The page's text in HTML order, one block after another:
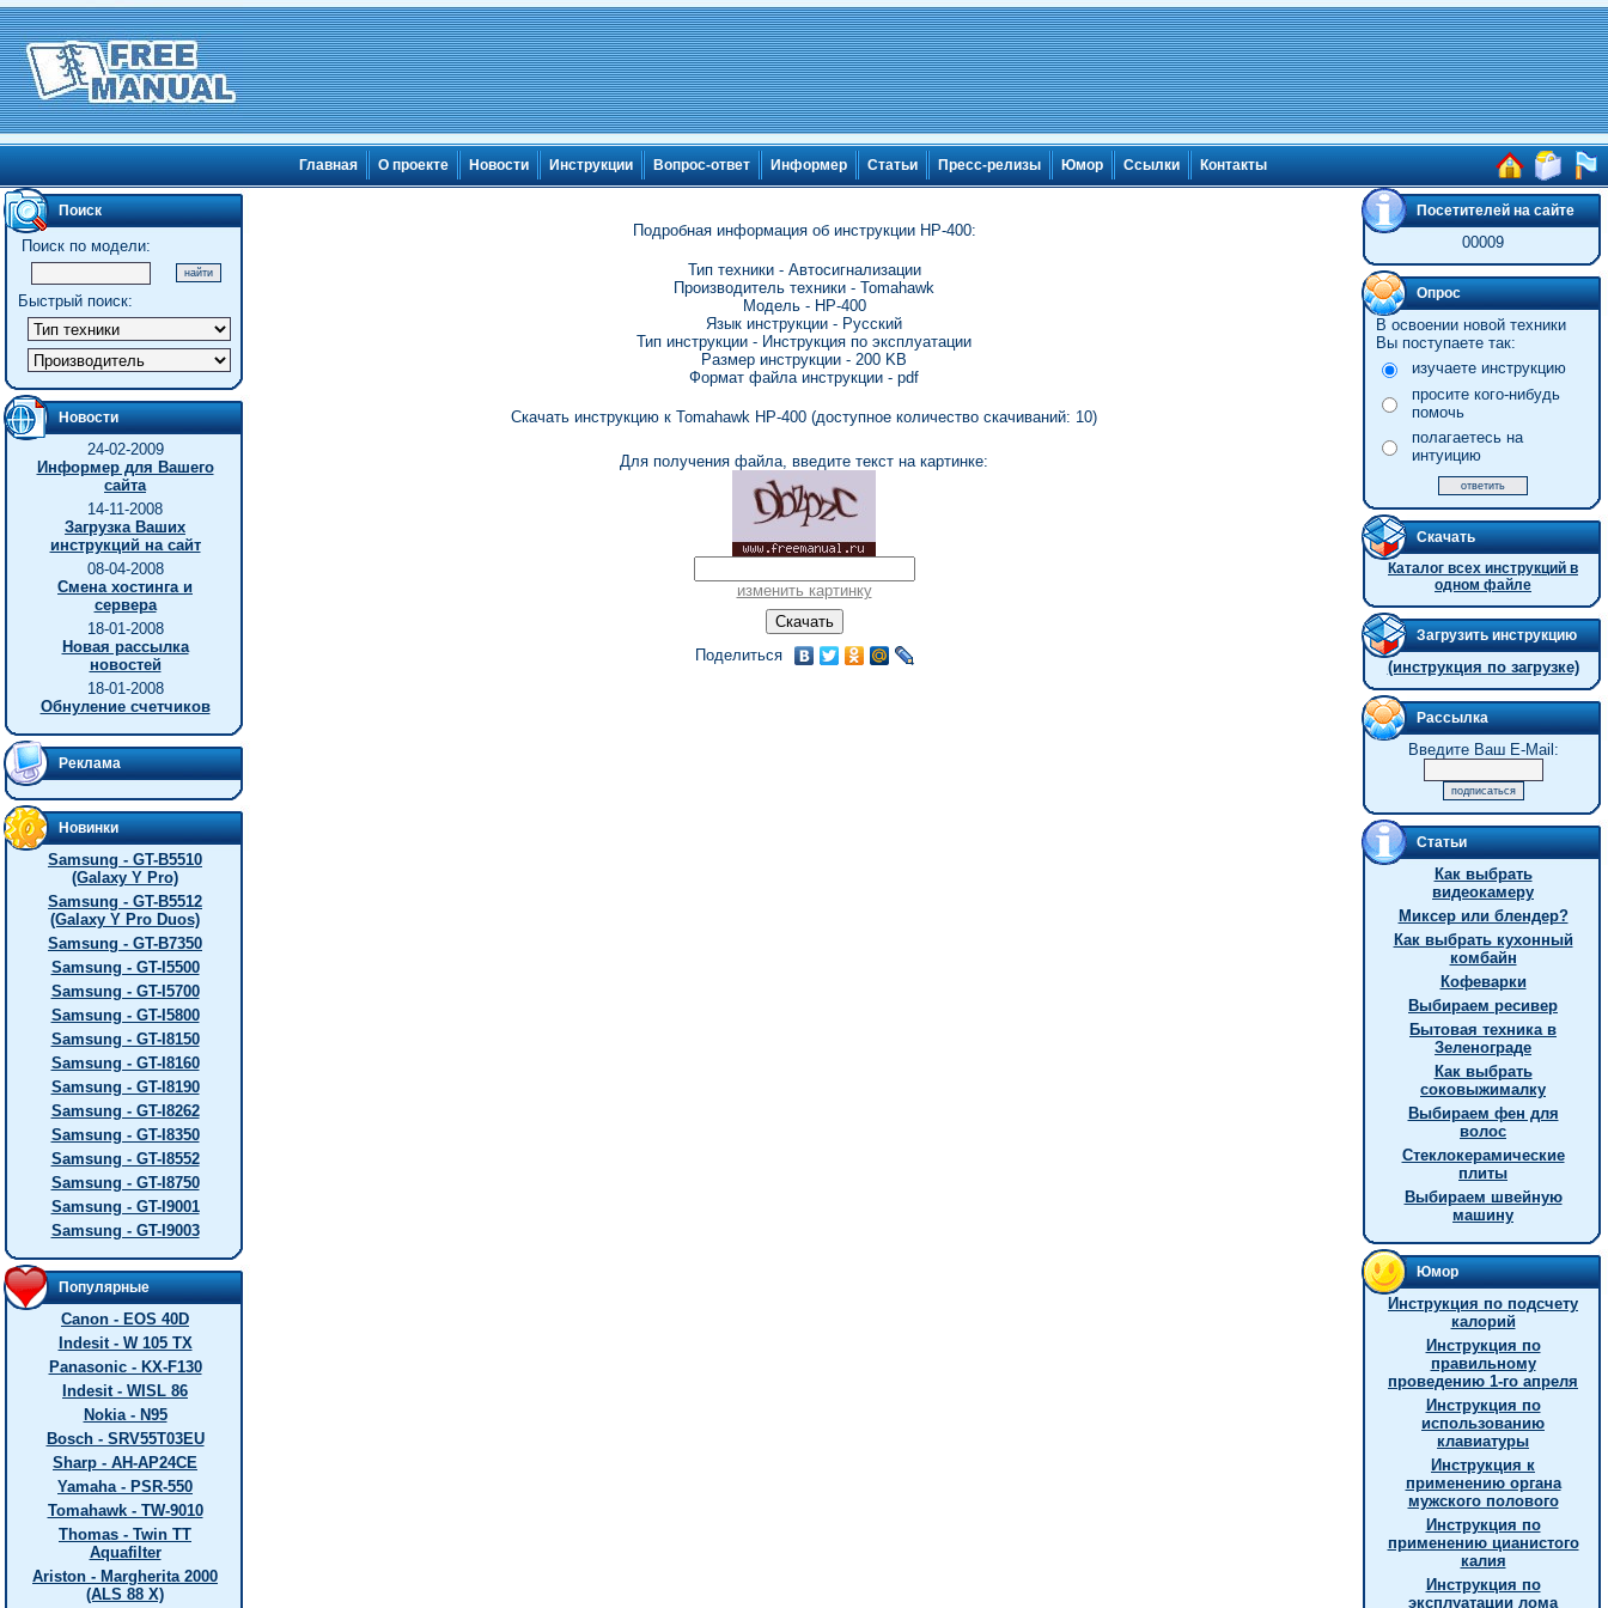
Главная О проекте Новости Инструкции Вопрос-ответ Информер Статьи Пресс-релизы Юмор Ссылки Контакты
Поиск
Поиск по модели:
Быстрый поиск:
Новости
24-02-2009
Информер для Вашего
сайта
14-11-2008
Загрузка Ваших
инструкций на сайт
08-04-2008
Смена хостинга и
сервера
18-01-2008
Новая рассылка
новостей
18-01-2008
Обнуление счетчиков
Реклама
Новинки
Samsung - GT-B5510
(Galaxy Y Pro)
Samsung - GT-B5512
(Galaxy Y Pro Duos)
Samsung - GT-B7350
Samsung - GT-I5500
Samsung - GT-I5700
Samsung - GT-I5800
Samsung - GT-I8150
Samsung - GT-I8160
Samsung - GT-I8190
Samsung - GT-I8262
Samsung - GT-I8350
Samsung - GT-I8552
Samsung - GT-I8750
Samsung - GT-I9001
Samsung - GT-I9003
Популярные
Canon - EOS 40D
Indesit - W 105 TX
Panasonic - KX-F130
Indesit - WISL 86
Nokia - N95
Bosch - SRV55T03EU
Sharp - AH-AP24CE
Yamaha - PSR-550
Tomahawk - TW-9010
Thomas - Twin TT
Aquafilter
Ariston - Margherita 2000
(ALS 88 X)
Подробная информация об инструкции HP-400:
Тип техники - Автосигнализации
Производитель техники - Tomahawk
Модель - HP-400
Язык инструкции - Русский
Тип инструкции - Инструкция по эксплуатации
Размер инструкции - 200 KB
Формат файла инструкции - pdf
Скачать инструкцию к Tomahawk HP-400 (доступное количество скачиваний: 10)
Для получения файла, введите текст на картинке:
изменить картинку
Поделиться
Посетителей на сайте
00009
Опрос
В освоении новой техники
Вы поступаете так:
изучаете инструкцию
просите кого-нибудь
помочь
полагаетесь на
интуицию
Скачать
Каталог всех инструкций в
одном файле
Загрузить инструкцию
(инструкция по загрузке)
Рассылка
Введите Ваш E-Mail:
Статьи
Как выбрать
видеокамеру
Миксер или блендер?
Как выбрать кухонный
комбайн
Кофеварки
Выбираем ресивер
Бытовая техника в
Зеленограде
Как выбрать
соковыжималку
Выбираем фен для
волос
Стеклокерамические
плиты
Выбираем швейную
машину
Юмор
Инструкция по подсчету
калорий
Инструкция по
правильному
проведению 1-го апреля
Инструкция по
использованию
клавиатуры
Инструкция к
применению органа
мужского полового
Инстpукция по
пpименению цианистого
калия
Инструкция по
эксплуатации лома